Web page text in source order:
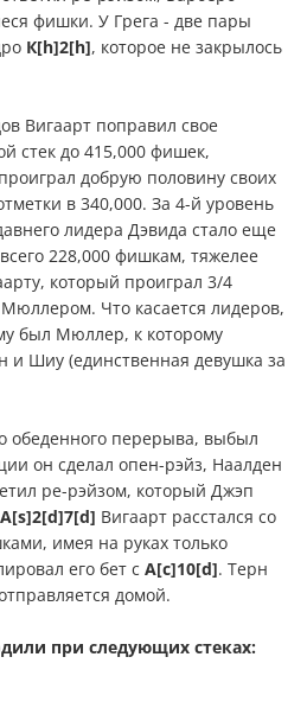
фишки. У Грега - две пары
К[h]2[h], которое не закрылось
Вигаарт поправил свое
стек до 415,000 фишек,
добрую половину своих
в 340,000. За 4-й уровень
лидера Дэвида стало еще
228,000 фишкам, тяжелее
который проиграл 3/4
Мюллером. Что касается лидеров,
был Мюллер, к которому
и Шиу (единственная девушка за
обеденного перерыва, выбыл
он сделал опен-рэйз, Наалден
ре-рэйзом, который Джэп
А[s]2[d]7[d] Вигаарт расстался со
имея на руках только
его бет с А[c]10[d]. Терн
домой.
при следующих стеках: